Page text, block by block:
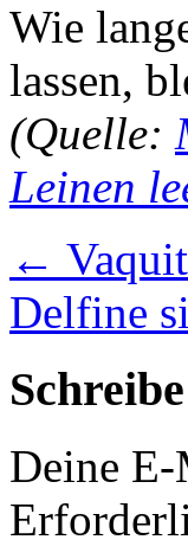
Wie
lassen,
(Quelle:
Leinen
←
Delfine
Deine